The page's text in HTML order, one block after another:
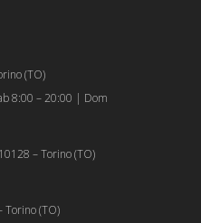
(TO)
8:00 – 20:00 | Dom
– Torino (TO)
Torino (TO)